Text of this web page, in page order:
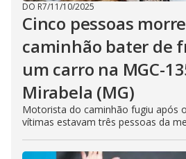
DO R7/11/10/2025
Cinco pessoas
caminhão bater de
um carro na MGC-
Mirabela (MG)
Motorista do caminhão fugiu após
vítimas estavam três pessoas da